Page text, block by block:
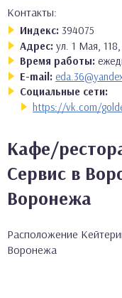
Контакты:
Индекс: 394075
Адрес: ул. 1 Мая,
Время работы:
E-mail:
Социальные сети:
https://vk.com/
Кафе/
Сервис в
Воронежа
Расположение
Воронежа